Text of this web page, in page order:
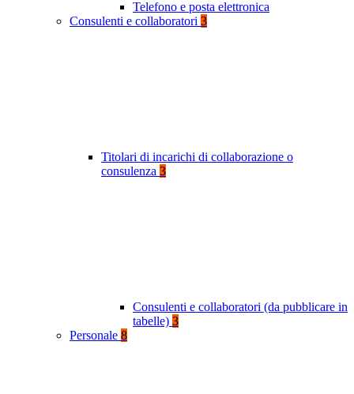
Telefono e posta elettronica
Consulenti e collaboratori 3
Titolari di incarichi di collaborazione o
consulenza 3
Consulenti e collaboratori (da pubblicare in
tabelle) 3
Personale 8